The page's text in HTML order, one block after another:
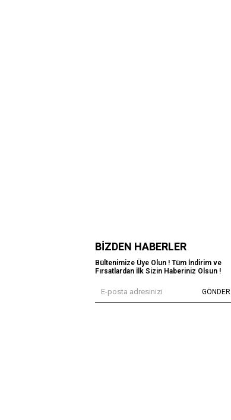
BIZDEN HABERLER
Bültenimize Üye Olun ! Tüm İndirim ve
Fırsatlardan İlk Sizin Haberiniz Olsun !
GÖNDER